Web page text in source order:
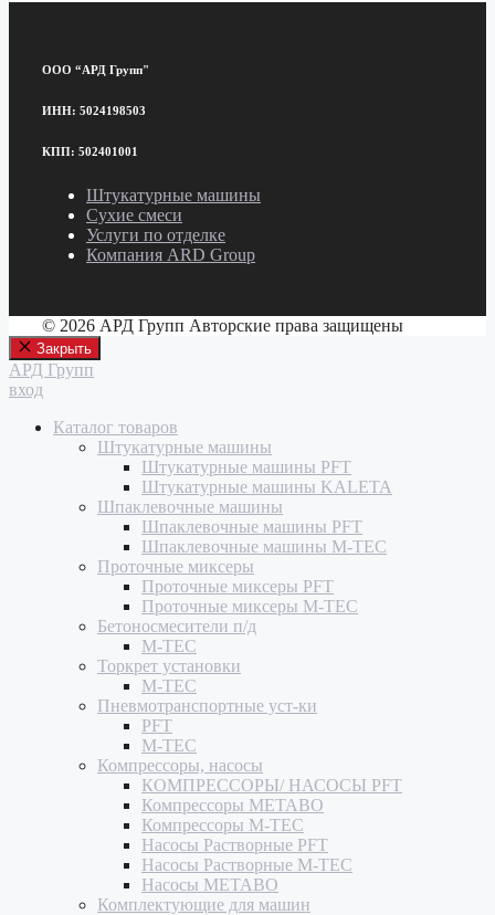
ООО “АРД Групп"
ИНН: 5024198503
КПП: 502401001
Штукатурные машины
Сухие смеси
Услуги по отделке
Компания ARD Group
© 2026 АРД Групп Авторские права защищены
Закрыть
АРД Групп
вход
Каталог товаров
Штукатурные машины
Штукатурные машины PFT
Штукатурные машины KALETA
Шпаклевочные машины
Шпаклевочные машины PFT
Шпаклевочные машины M-TEC
Проточные миксеры
Проточные миксеры PFT
Проточные миксеры M-TEC
Бетоносмесители п/д
M-TEC
Торкрет установки
M-TEC
Пневмотранспортные уст-ки
PFT
M-TEC
Компрессоры, насосы
КОМПРЕССОРЫ/ НАСОСЫ PFT
Компрессоры METABO
Компрессоры M-TEC
Насосы Растворные PFT
Насосы Растворные M-TEC
Насосы METABO
Комплектующие для машин